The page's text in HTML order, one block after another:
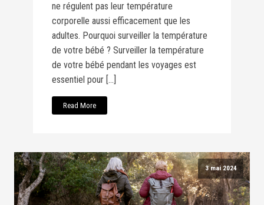
ne régulent pas leur température
corporelle aussi efficacement que les
adultes. Pourquoi surveiller la température
de votre bébé ? Surveiller la température
de votre bébé pendant les voyages est
essentiel pour […]
Read More
3 mai 2024